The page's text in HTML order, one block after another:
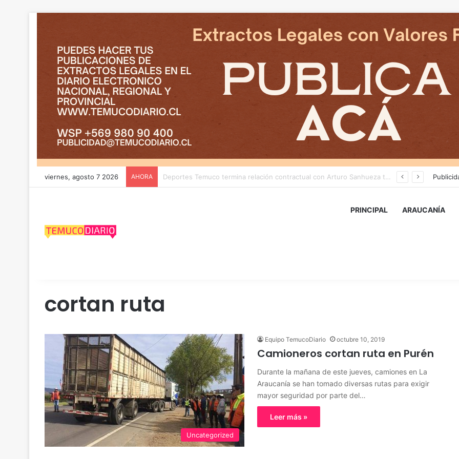
viernes, agosto 7 2026 AHORA Cámaras municipales de Temuco detectaron la comercialización de tonelada y media de mercadería asiática ilegal
PRINCIPAL ARAUCANÍA
cortan ruta
Uncategorized
Equipo TemucoDiario octubre 10, 2019
Camioneros cortan ruta en Purén
Durante la mañana de este jueves, camiones en La
Araucanía se han tomado diversas rutas para exigir
mayor seguridad por parte del…
Leer más »